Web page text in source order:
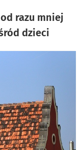
razu mniej
dzieci